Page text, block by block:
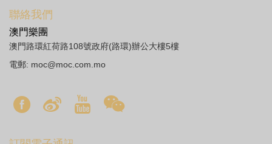
聯絡我們
澳門樂團
澳門路環紅荷路108號政府(路環)辦公大樓5樓
電郵: moc@moc.com.mo